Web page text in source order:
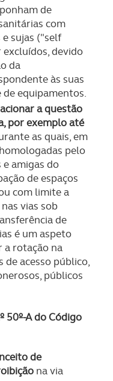
de
com
sujas ("self
devido
da
às suas
equipamentos.
a questão
por exemplo até
as quais, em
pelo
amigas do
de espaços
com limite a
vias sob
de
é um aspeto
a rotação na
de acesso público,
públicos
50º-A do Código
de
na via